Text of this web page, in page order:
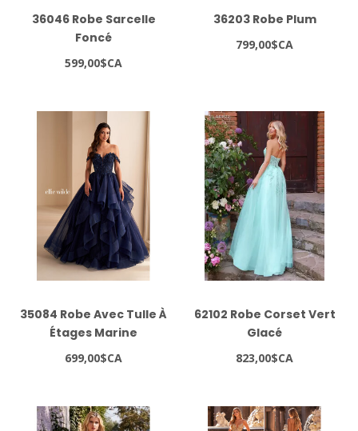
36046 Robe Sarcelle
Foncé
599,00$CA
36203 Robe Plum
799,00$CA
35084 Robe Avec Tulle À
Étages Marine
699,00$CA
62102 Robe Corset Vert
Glacé
823,00$CA